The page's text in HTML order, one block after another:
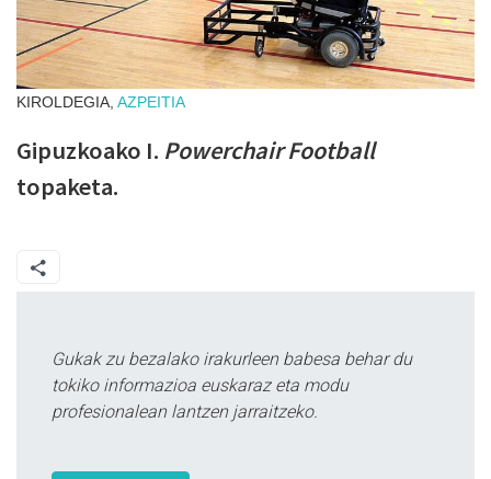
KIROLDEGIA, AZPEITIA
Gipuzkoako I. Powerchair Football
topaketa.
Gukak zu bezalako irakurleen babesa behar du
tokiko informazioa euskaraz eta modu
profesionalean lantzen jarraitzeko.